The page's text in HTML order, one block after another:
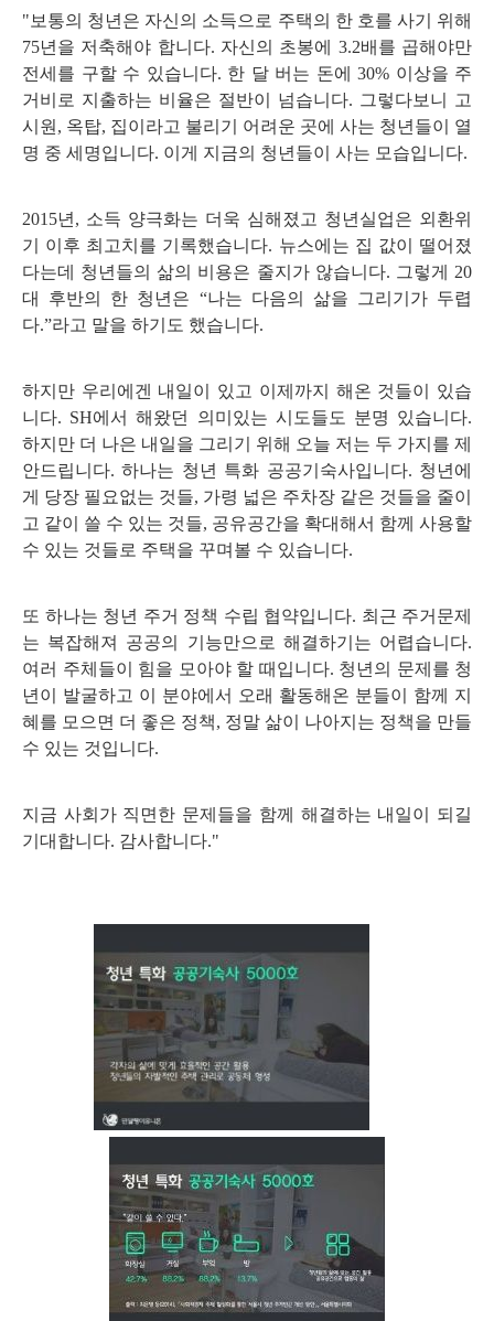
"보통의 청년은 자신의 소득으로 주택의 한 호를 사기 위해
75년을 저축해야 합니다. 자신의 초봉에 3.2배를 곱해야만
전세를 구할 수 있습니다. 한 달 버는 돈에 30% 이상을 주
거비로 지출하는 비율은 절반이 넘습니다. 그렇다보니 고
시원, 옥탑, 집이라고 불리기 어려운 곳에 사는 청년들이 열
명 중 세명입니다. 이게 지금의 청년들이 사는 모습입니다.
2015년, 소득 양극화는 더욱 심해졌고 청년실업은 외환위
기 이후 최고치를 기록했습니다. 뉴스에는 집 값이 떨어졌
다는데 청년들의 삶의 비용은 줄지가 않습니다. 그렇게 20
대 후반의 한 청년은 “나는 다음의 삶을 그리기가 두렵
다.”라고 말을 하기도 했습니다.
하지만 우리에겐 내일이 있고 이제까지 해온 것들이 있습
니다. SH에서 해왔던 의미있는 시도들도 분명 있습니다.
하지만 더 나은 내일을 그리기 위해 오늘 저는 두 가지를 제
안드립니다. 하나는 청년 특화 공공기숙사입니다. 청년에
게 당장 필요없는 것들, 가령 넓은 주차장 같은 것들을 줄이
고 같이 쓸 수 있는 것들, 공유공간을 확대해서 함께 사용할
수 있는 것들로 주택을 꾸며볼 수 있습니다.
또 하나는 청년 주거 정책 수립 협약입니다. 최근 주거문제
는 복잡해져 공공의 기능만으로 해결하기는 어렵습니다.
여러 주체들이 힘을 모아야 할 때입니다. 청년의 문제를 청
년이 발굴하고 이 분야에서 오래 활동해온 분들이 함께 지
혜를 모으면 더 좋은 정책, 정말 삶이 나아지는 정책을 만들
수 있는 것입니다.
지금 사회가 직면한 문제들을 함께 해결하는 내일이 되길
기대합니다. 감사합니다."